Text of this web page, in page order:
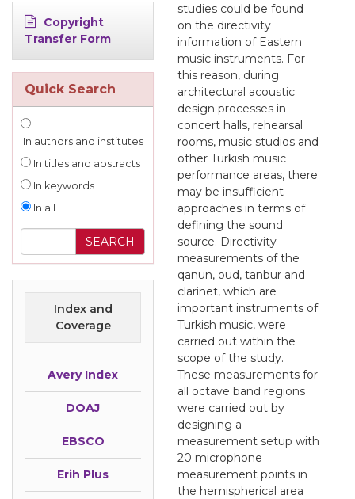
Copyright
Transfer Form
Quick Search
In authors and institutes
In titles and abstracts
In keywords
In all
Index and
Coverage
Avery Index
DOAJ
EBSCO
Erih Plus
studies could be found
on the directivity
information of Eastern
music instruments. For
this reason, during
architectural acoustic
design processes in
concert halls, rehearsal
rooms, music studios and
other Turkish music
performance areas, there
may be insufficient
approaches in terms of
defining the sound
source. Directivity
measurements of the
qanun, oud, tanbur and
clarinet, which are
important instruments of
Turkish music, were
carried out within the
scope of the study.
These measurements for
all octave band regions
were carried out by
designing a
measurement setup with
20 microphone
measurement points in
the hemispherical area